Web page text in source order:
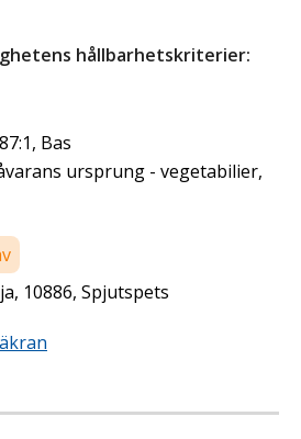
hållbarhetskriterier:
Bas
ursprung - vegetabilier,
10886, Spjutspets